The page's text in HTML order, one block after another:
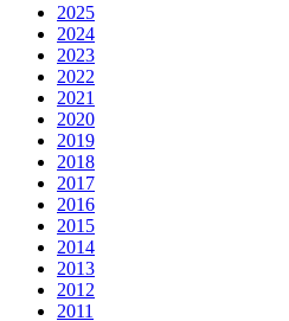
2025
2024
2023
2022
2021
2020
2019
2018
2017
2016
2015
2014
2013
2012
2011